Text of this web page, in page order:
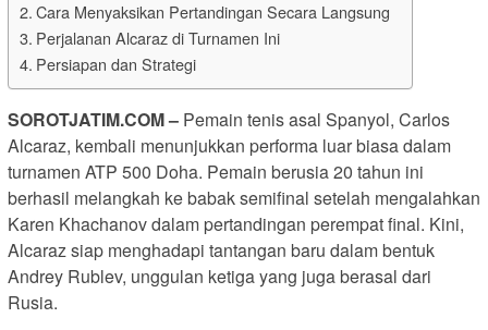
Cara Menyaksikan Pertandingan Secara Langsung
Perjalanan Alcaraz di Turnamen Ini
Persiapan dan Strategi
SOROTJATIM.COM – Pemain tenis asal Spanyol, Carlos
Alcaraz, kembali menunjukkan performa luar biasa dalam
turnamen ATP 500 Doha. Pemain berusia 20 tahun ini
berhasil melangkah ke babak semifinal setelah mengalahkan
Karen Khachanov dalam pertandingan perempat final. Kini,
Alcaraz siap menghadapi tantangan baru dalam bentuk
Andrey Rublev, unggulan ketiga yang juga berasal dari
Rusia.